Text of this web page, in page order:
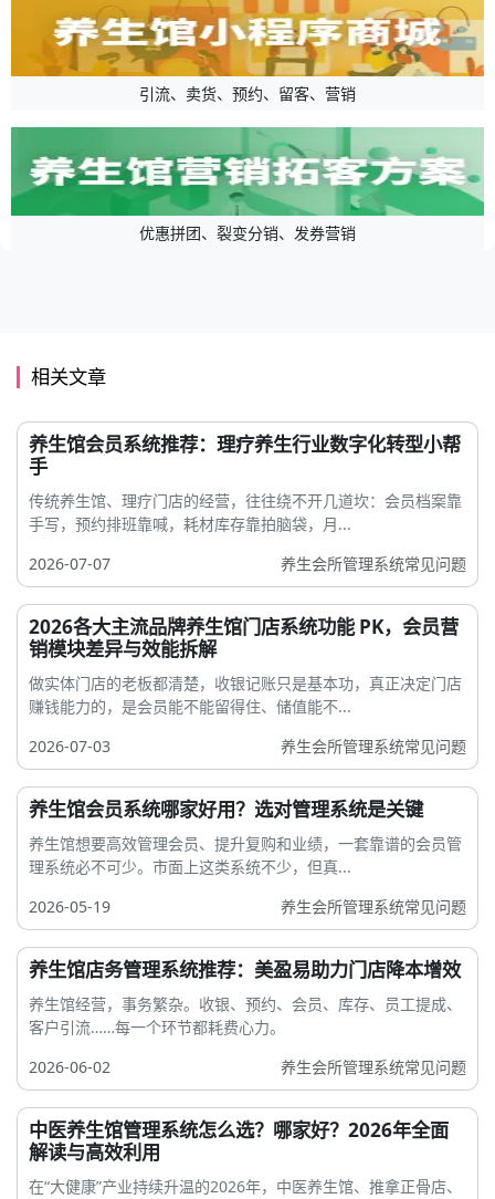
引流、卖货、预约、留客、营销
优惠拼团、裂变分销、发券营销
相关文章
养生馆会员系统推荐：理疗养生行业数字化转型小帮
手
传统养生馆、理疗门店的经营，往往绕不开几道坎：会员档案靠
手写，预约排班靠喊，耗材库存靠拍脑袋，月...
2026-07-07
养生会所管理系统常见问题
2026各大主流品牌养生馆门店系统功能 PK，会员营
销模块差异与效能拆解
做实体门店的老板都清楚，收银记账只是基本功，真正决定门店
赚钱能力的，是会员能不能留得住、储值能不...
2026-07-03
养生会所管理系统常见问题
养生馆会员系统哪家好用？选对管理系统是关键
养生馆想要高效管理会员、提升复购和业绩，一套靠谱的会员管
理系统必不可少。市面上这类系统不少，但真...
2026-05-19
养生会所管理系统常见问题
养生馆店务管理系统推荐：美盈易助力门店降本增效
养生馆经营，事务繁杂。收银、预约、会员、库存、员工提成、
客户引流……每一个环节都耗费心力。
2026-06-02
养生会所管理系统常见问题
中医养生馆管理系统怎么选？哪家好？2026年全面
解读与高效利用
在“大健康”产业持续升温的2026年，中医养生馆、推拿正骨店、